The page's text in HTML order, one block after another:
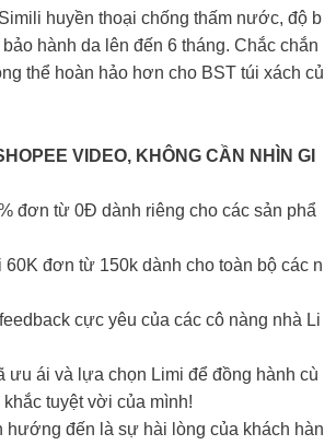
huyền thoại chống thấm nước, độ b
hành da lên đến 6 tháng. Chắc chắn
thể hoàn hảo hơn cho BST túi xách củ
VIDEO, KHÔNG CẦN NHÌN GI
đơn từ 0Đ dành riêng cho các sản phẩ
60K đơn từ 150k dành cho toàn bộ các n
cực yêu của các cô nàng nhà Li
ưu ái và lựa chọn Limi để đồng hành cù
tuyệt vời của mình!
hướng đến là sự hài lòng của khách hàn